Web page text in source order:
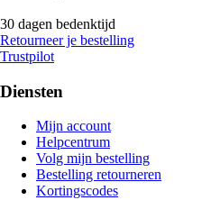
30 dagen bedenktijd
Retourneer je bestelling
Trustpilot
Diensten
Mijn account
Helpcentrum
Volg mijn bestelling
Bestelling retourneren
Kortingscodes